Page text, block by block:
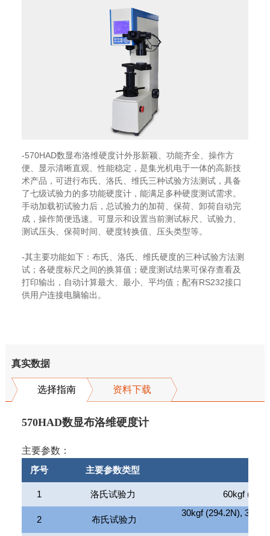
-570HAD数显布洛维硬度计外形新颖、功能齐全、操作方
便、显示清晰直观、性能稳定，是集光机电于一体的高新技
术产品，可进行布氏、洛氏、维氏三种试验方法测试，具备
了七级试验力的多功能硬度计，能满足多种硬度测试需求。
手动加载初试验力后，总试验力的加荷、保荷、卸荷自动完
成，操作简便迅速。可显示和设置当前测试标尺、试验力、
测试压头、保荷时间、硬度转换值、压头类型等。
-其主要功能如下：布氏、洛氏、维氏硬度的三种试验方法测
试；各硬度标尺之间的换算值；硬度测试结果可保存查看及
打印输出，自动计算最大、最小、平均值；配有RS232接口
供用户连接电脑输出。
真实数据
选择指南 资料下载
570HAD数显布洛维硬度计
主要参数：
序号 主要参数类型
1 洛氏试验力 60kgf
2 布氏试验力
30kgf (294.2N),